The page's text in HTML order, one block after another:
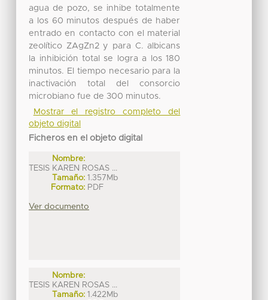
agua de pozo, se inhibe totalmente
a los 60 minutos después de haber
entrado en contacto con el material
zeolítico ZAgZn2 y para C. albicans
la inhibición total se logra a los 180
minutos. El tiempo necesario para la
inactivación total del consorcio
microbiano fue de 300 minutos.
Mostrar el registro completo del
objeto digital
Ficheros en el objeto digital
Nombre:
TESIS KAREN ROSAS ...
Tamaño: 1.357Mb
Formato: PDF
Ver documento
Nombre:
TESIS KAREN ROSAS ...
Tamaño: 1.422Mb